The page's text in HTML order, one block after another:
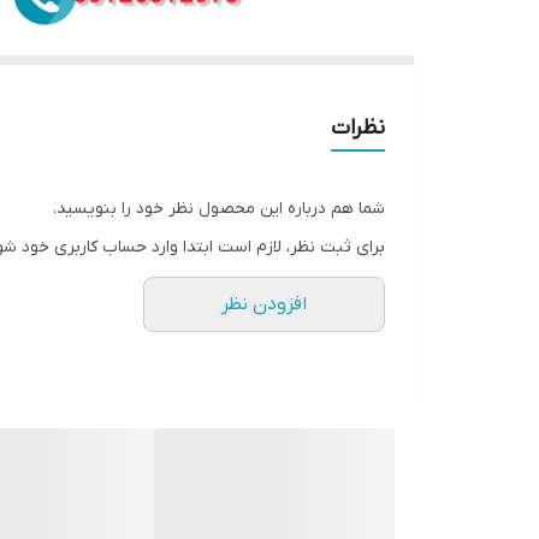
نظرات
شما هم درباره این محصول نظر خود را بنویسید.
برای ثبت نظر، لازم است ابتدا وارد حساب کاربری خود
افزودن نظر